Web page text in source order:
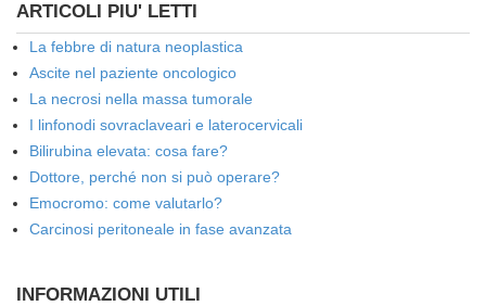
ARTICOLI PIU' LETTI
La febbre di natura neoplastica
Ascite nel paziente oncologico
La necrosi nella massa tumorale
I linfonodi sovraclaveari e laterocervicali
Bilirubina elevata: cosa fare?
Dottore, perché non si può operare?
Emocromo: come valutarlo?
Carcinosi peritoneale in fase avanzata
INFORMAZIONI UTILI